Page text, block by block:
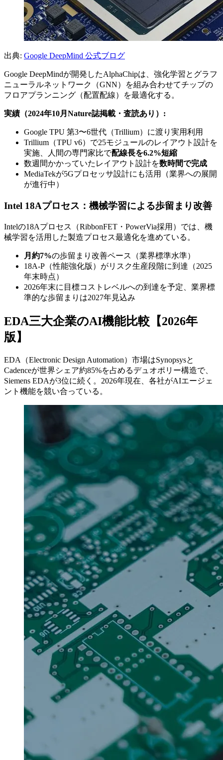
出典: Google DeepMind 公式ブログ
Google DeepMindが開発したAlphaChipは、強化学習とグラフ
ニューラルネットワーク（GNN）を組み合わせてチップの
フロアプランニング（配置配線）を最適化する。
実績（2024年10月Nature誌掲載・査読あり）:
Google TPU 第3〜6世代（Trillium）に渡り実用利用
Trillium（TPU v6）で25モジュールのレイアウト設計を
実施、人間の専門家比で配線長を6.2%短縮
数週間かかっていたレイアウト設計を数時間で完成
MediaTekが5Gプロセッサ設計にも活用（業界への展開
が進行中）
Intel 18Aプロセス：機械学習による歩留まり改善
Intelの18Aプロセス（RibbonFET・PowerVia採用）では、機
械学習を活用した製造プロセス最適化を進めている。
月約7%の歩留まり改善ペース（業界標準水準）
18A-P（性能強化版）がリスク生産段階に到達（2025
年末時点）
2026年末に目標コストレベルへの到達を予定、業界標
準的な歩留まりは2027年見込み
EDA三大企業のAI機能比較【2026年
版】
EDA（Electronic Design Automation）市場はSynopsysと
Cadenceが世界シェア約85%を占めるデュオポリー構造で、
Siemens EDAが3位に続く。2026年現在、各社がAIエージェ
ント機能を競い合っている。